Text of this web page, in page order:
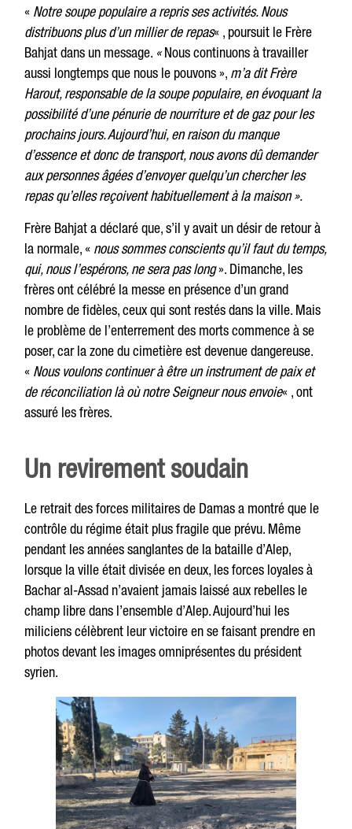
« Notre soupe populaire a repris ses activités. Nous
distribuons plus d’un millier de repas« , poursuit le Frère
Bahjat dans un message. «Nous continuons à travailler
aussi longtemps que nous le pouvons », m’a dit Frère
Harout, responsable de la soupe populaire, en évoquant la
possibilité d’une pénurie de nourriture et de gaz pour les
prochains jours. Aujourd’hui, en raison du manque
d’essence et donc de transport, nous avons dû demander
aux personnes âgées d’envoyer quelqu’un chercher les
repas qu’elles reçoivent habituellement à la maison ».
Frère Bahjat a déclaré que, s’il y avait un désir de retour à
la normale, « nous sommes conscients qu’il faut du temps,
qui, nous l’espérons, ne sera pas long». Dimanche, les
frères ont célébré la messe en présence d’un grand
nombre de fidèles, ceux qui sont restés dans la ville. Mais
le problème de l’enterrement des morts commence à se
poser, car la zone du cimetière est devenue dangereuse.
« Nous voulons continuer à être un instrument de paix et
de réconciliation là où notre Seigneur nous envoie« , ont
assuré les frères.
Un revirement soudain
Le retrait des forces militaires de Damas a montré que le
contrôle du régime était plus fragile que prévu. Même
pendant les années sanglantes de la bataille d’Alep,
lorsque la ville était divisée en deux, les forces loyales à
Bachar al-Assad n’avaient jamais laissé aux rebelles le
champ libre dans l’ensemble d’Alep. Aujourd’hui les
miliciens célèbrent leur victoire en se faisant prendre en
photos devant les images omniprésentes du président
syrien.